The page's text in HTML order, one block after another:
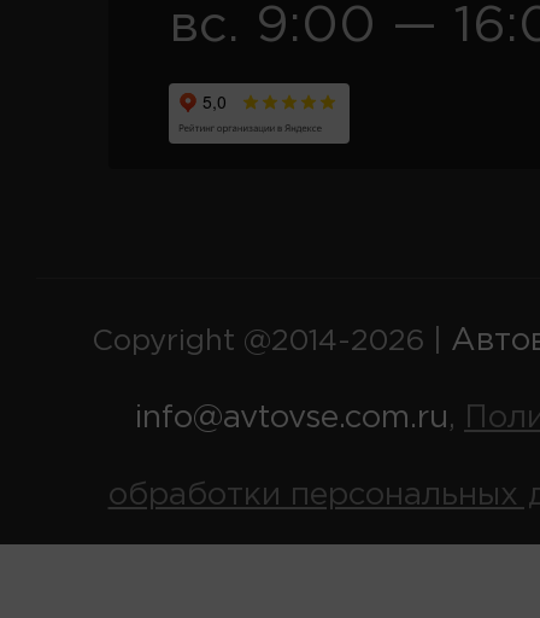
вс. 9:00 —
Copyright @2014-2026 |
info@avtovse.com.ru,
обработки персональных